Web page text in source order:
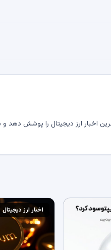
اخبار ارز دیجیتال را پوشش دهد و
اخبار ارز دیجیتال